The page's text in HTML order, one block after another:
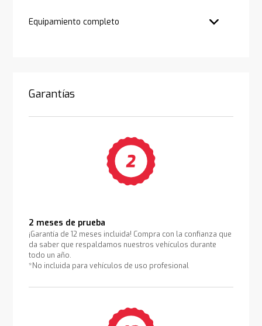
Equipamiento completo
Garantías
2 meses de prueba
¡Garantía de 12 meses incluida! Compra con la confianza que
da saber que respaldamos nuestros vehículos durante
todo un año.
*No incluida para vehículos de uso profesional